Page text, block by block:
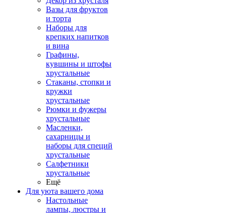
Вазы для фруктов
и торта
Наборы для
крепких напитков
и вина
Графины,
кувшины и штофы
хрустальные
Стаканы, стопки и
кружки
хрустальные
Рюмки и фужеры
хрустальные
Масленки,
сахарницы и
наборы для специй
хрустальные
Салфетники
хрустальные
Ещё
Для уюта вашего дома
Настольные
лампы, люстры и